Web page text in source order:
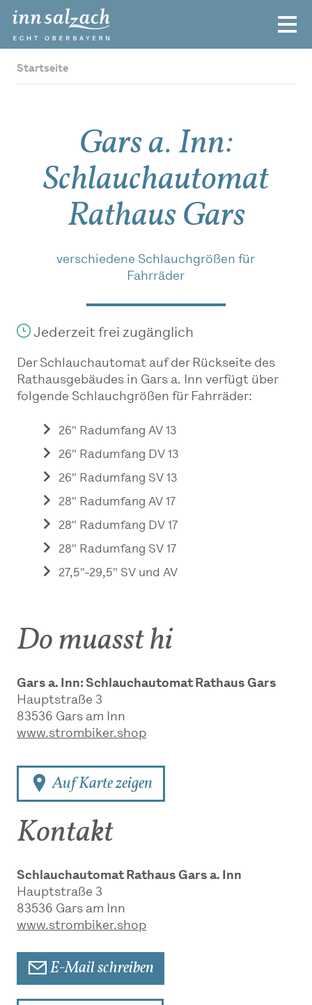
Startseite
Gars a. Inn:
Schlauchautomat
Rathaus Gars
verschiedene Schlauchgrößen für
Fahrräder
Jederzeit frei zugänglich
Der Schlauchautomat auf der Rückseite des
Rathausgebäudes in Gars a. Inn verfügt über
folgende Schlauchgrößen für Fahrräder:
26" Radumfang AV 13
26" Radumfang DV 13
26" Radumfang SV 13
28" Radumfang AV 17
28" Radumfang DV 17
28" Radumfang SV 17
27,5"-29,5" SV und AV
Do muasst hi
Gars a. Inn: Schlauchautomat Rathaus Gars
Hauptstraße 3
83536 Gars am Inn
www.strombiker.shop
Auf Karte zeigen
Kontakt
Schlauchautomat Rathaus Gars a. Inn
Hauptstraße 3
83536 Gars am Inn
www.strombiker.shop
E-Mail schreiben